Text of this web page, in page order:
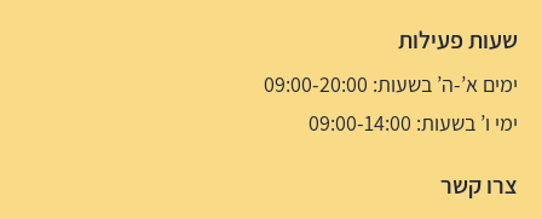
שעות פעילות
ימים א’-ה’ בשעות: 09:00-20:00
ימי ו’ בשעות: 09:00-14:00
צרו קשר